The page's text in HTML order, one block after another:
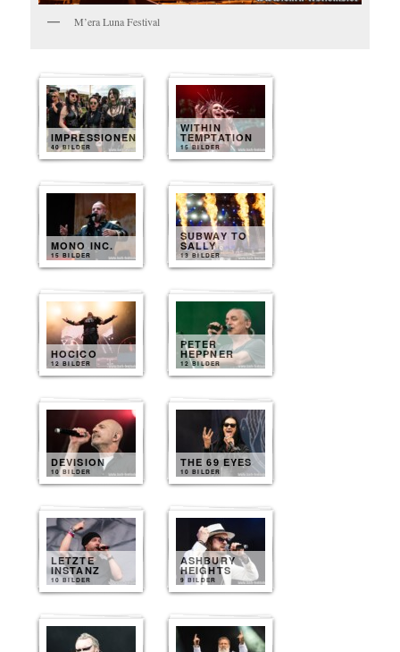
M’era Luna Festival
IMPRESSIONEN
40 BILDER
WITHIN
TEMPTATION
15 BILDER
MONO INC.
15 BILDER
SUBWAY TO
SALLY
13 BILDER
HOCICO
12 BILDER
PETER
HEPPNER
12 BILDER
DEVISION
10 BILDER
THE 69 EYES
10 BILDER
LETZTE
INSTANZ
10 BILDER
ASHBURY
HEIGHTS
9 BILDER